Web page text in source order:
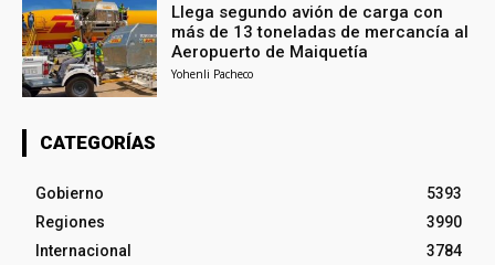
Llega segundo avión de carga con
más de 13 toneladas de mercancía al
Aeropuerto de Maiquetía
Yohenli Pacheco
CATEGORÍAS
Gobierno
5393
Regiones
3990
Internacional
3784